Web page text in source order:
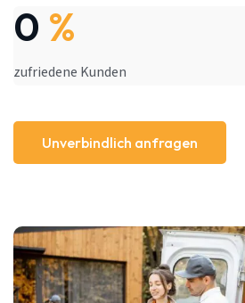
0 %
zufriedene Kunden
Unverbindlich anfragen